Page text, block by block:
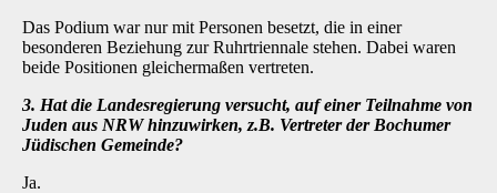
Das Podium war nur mit Personen besetzt, die in einer
besonderen Beziehung zur Ruhrtriennale stehen. Dabei waren
beide Positionen gleichermaßen vertreten.
3. Hat die Landesregierung versucht, auf einer Teilnahme von
Juden aus NRWhinzuwirken, z.B. Vertreter der Bochumer
Jüdischen Gemeinde?
Ja.